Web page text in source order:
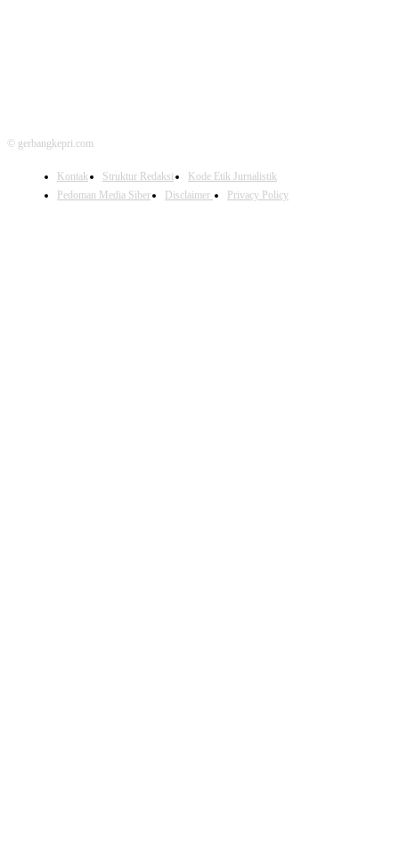
© gerbangkepri.com
Kontak Struktur Redaksi
Kode Etik Jurnalistik
Pedoman Media Siber
Disclaimer Privacy Policy